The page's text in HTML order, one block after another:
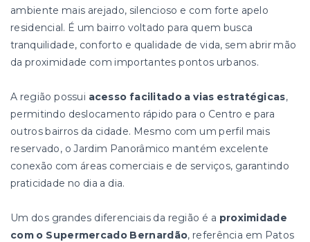
ambiente mais arejado, silencioso e com forte apelo
residencial. É um bairro voltado para quem busca
tranquilidade, conforto e qualidade de vida, sem abrir mão
da proximidade com importantes pontos urbanos.
A região possui acesso facilitado a vias estratégicas,
permitindo deslocamento rápido para o Centro e para
outros bairros da cidade. Mesmo com um perfil mais
reservado, o Jardim Panorâmico mantém excelente
conexão com áreas comerciais e de serviços, garantindo
praticidade no dia a dia.
Um dos grandes diferenciais da região é a proximidade
com o Supermercado Bernardão, referência em Patos